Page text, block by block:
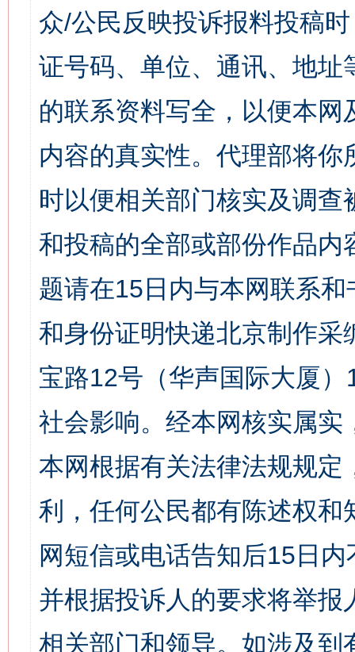
众/公民反映投诉报料投稿
证号码、单位、通讯、地
的联系资料写全，以便本
内容的真实性。代理部将
时以便相关部门核实及调
和投稿的全部或部份作品
题请在15日内与本网联系
和身份证明快递北京制作
宝路12号（华声国际大厦
社会影响。经本网核实属
本网根据有关法律法规规
利，任何公民都有陈述权
网短信或电话告知后15日
并根据投诉人的要求将举
相关部门和领导。如涉及